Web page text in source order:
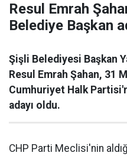
Resul Emrah
Belediye Başkan
Şişli Belediyesi Başkan
Resul Emrah Şahan, 31
Cumhuriyet Halk
adayı oldu.
CHP Parti Meclisi'nin